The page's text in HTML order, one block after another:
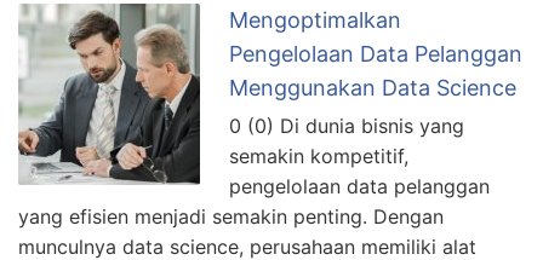
Mengoptimalkan
Pengelolaan Data Pelanggan
Menggunakan Data Science
0 (0) Di dunia bisnis yang
semakin kompetitif,
pengelolaan data pelanggan
yang efisien menjadi semakin penting. Dengan
munculnya data science, perusahaan memiliki alat